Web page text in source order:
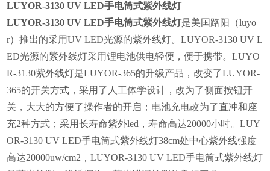
LUYOR-3130 UV LED手电筒式紫外线灯
LUYOR-3130 UV LED手电筒式紫外线灯是美国路阳（luyo
r）推出的采用UV LED光源的紫外线灯。LUYOR-3130 UV L
ED光源的紫外线灯采用锂电池供电轻便，便于携带。LUYO
R-3130紫外线灯是LUYOR-365的升级产品，改变了LUYOR-
365的开关方式，采用了人工体学设计，改为了侧面按钮开
关，大大的方便了操作者的开启；电池充电改为了直冲和座
充2种方式；采用长寿命紫外led ，寿命高达20000小时。LUY
OR-3130 UV LED手电筒式紫外线灯38cm处中心紫外线强度
高达20000uw/cm2 ，LUYOR-3130 UV LED手电筒式紫外线灯